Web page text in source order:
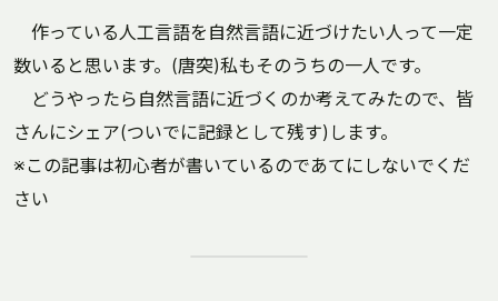
作っている人工言語を自然言語に近づけたい人って一定
数いると思います。(唐突)私もそのうちの一人です。
どうやったら自然言語に近づくのか考えてみたので、皆
さんにシェア(ついでに記録として残す)します。
※この記事は初心者が書いているのであてにしないでくだ
さい